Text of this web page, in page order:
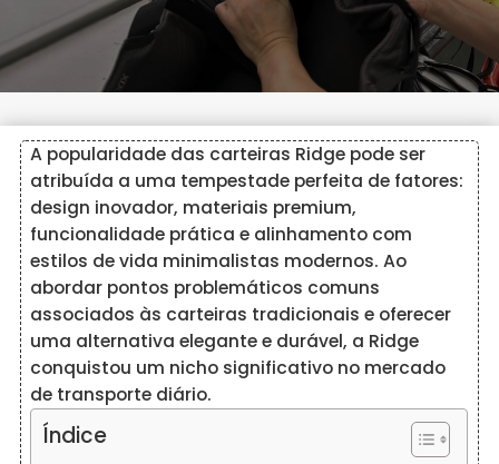
A popularidade das carteiras Ridge pode ser
atribuída a uma tempestade perfeita de fatores:
design inovador, materiais premium,
funcionalidade prática e alinhamento com
estilos de vida minimalistas modernos. Ao
abordar pontos problemáticos comuns
associados às carteiras tradicionais e oferecer
uma alternativa elegante e durável, a Ridge
conquistou um nicho significativo no mercado
de transporte diário.
Índice